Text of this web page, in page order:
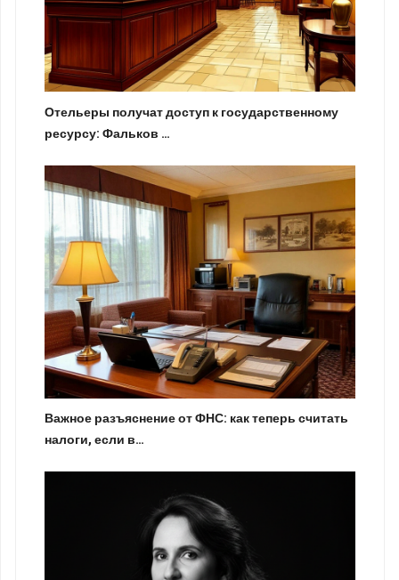
Отельеры получат доступ к государственному
ресурсу: Фальков …
Важное разъяснение от ФНС: как теперь считать
налоги, если в…